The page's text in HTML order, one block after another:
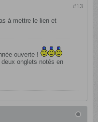
#13
à mettre le lien et
ouverte !
onglets notés en